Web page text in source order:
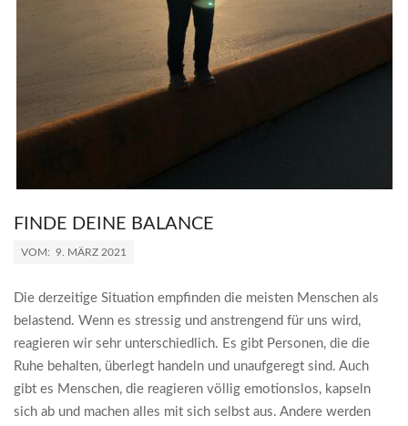
FINDE DEINE BALANCE
2021-
09
VOM: 9. MÄRZ 2021
Die derzeitige Situation empfinden die meisten Menschen als
belastend. Wenn es stressig und anstrengend für uns wird,
reagieren wir sehr unterschiedlich. Es gibt Personen, die die
Ruhe behalten, überlegt handeln und unaufgeregt sind. Auch
gibt es Menschen, die reagieren völlig emotionslos, kapseln
sich ab und machen alles mit sich selbst aus. Andere werden